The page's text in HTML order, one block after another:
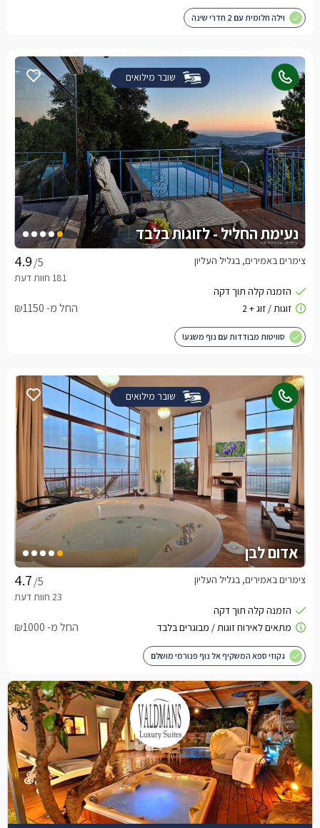
וילה חלומית עם 2 חדרי שינה
שובר מילואים
נעימת החליל - לזוגות בלבד
/5 צימרים באמירים, בגליל העליון
החל מ- ₪1150
סוויטות מבודדות עם נוף משגע!
שובר מילואים
אדום לבן
/5 צימרים באמירים, בגליל העליון
החל מ- ₪1000
גקוזי ספא המשקיף אל נוף פנורמי מושלם